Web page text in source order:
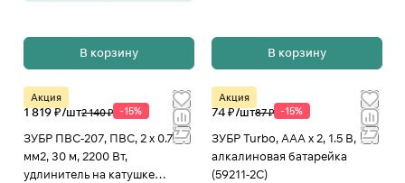
В корзину В корзину
Акция
1 819 ₽/шт2 140 ₽ -15%
ЗУБР ПВС-207, ПВС, 2 х 0.75
мм2, 30 м, 2200 Вт,
удлинитель на катушке
Акция
74 ₽/шт87 ₽ -15%
ЗУБР Turbo, ААА х 2, 1.5 В,
алкалиновая батарейка
(59211-2C)